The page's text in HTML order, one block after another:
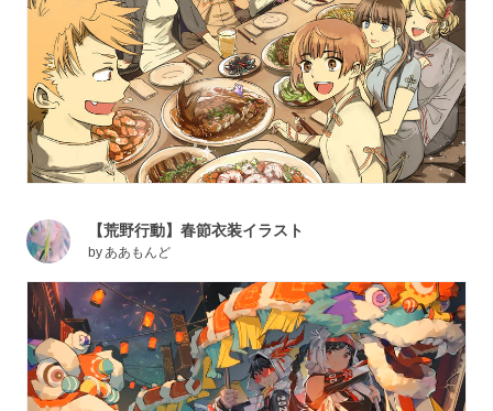
【荒野行動】春節衣装イラスト
byああもんど